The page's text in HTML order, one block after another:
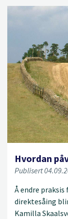
Hvordan
Publisert
Å endre
direktesåing
Kamilla